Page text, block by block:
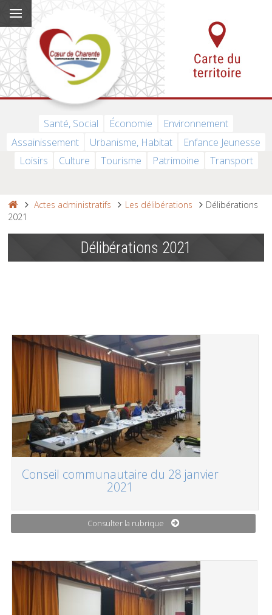
Santé, Social Économie
Environnement
Assainissement
Urbanisme, Habitat
Enfance Jeunesse
Loisirs
Culture Tourisme Patrimoine Transport
Actes administratifs Les délibérations
Délibérations
2021
Délibérations 2021
Conseil communautaire du 28 janvier
2021
Consulter la rubrique